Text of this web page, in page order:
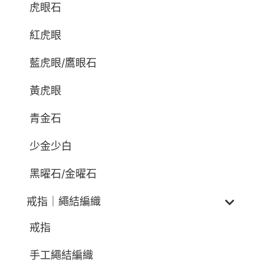
虎眼石
紅虎眼
藍虎眼/鷹眼石
黃虎眼
青金石
少金少白
黑曜石/金曜石
戒指｜繩結編織
戒指
手工繩結編織